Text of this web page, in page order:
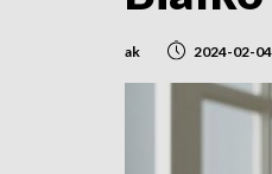
ak 2024-02-04